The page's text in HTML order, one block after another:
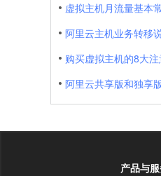
虚拟主机月流量基本
阿里云主机业务转移
购买虚拟主机的8大
阿里云共享版和独享
产品与